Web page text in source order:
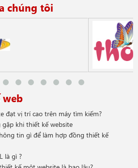
chúng tôi
web
đạt vị trí cao trên máy tìm kiếm?
khi thiết kế website
tin gì để làm hợp đồng thiết kế
là gì ?